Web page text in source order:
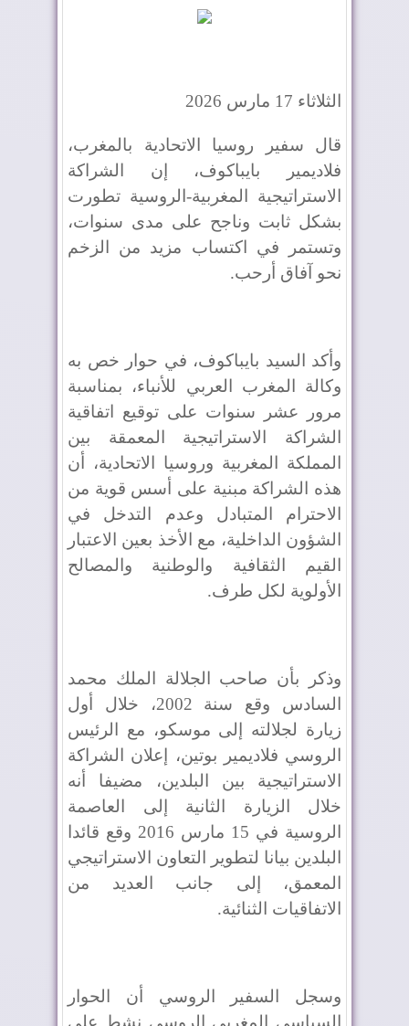
الثلاثاء 17 مارس 2026
قال سفير روسيا الاتحادية بالمغرب،
فلاديمير بايباكوف، إن الشراكة
الاستراتيجية المغربية-الروسية تطورت
بشكل ثابت وناجح على مدى سنوات،
وتستمر في اكتساب مزيد من الزخم
نحو آفاق أرحب.
وأكد السيد بايباكوف، في حوار خص به
وكالة المغرب العربي للأنباء، بمناسبة
مرور عشر سنوات على توقيع اتفاقية
الشراكة الاستراتيجية المعمقة بين
المملكة المغربية وروسيا الاتحادية، أن
هذه الشراكة مبنية على أسس قوية من
الاحترام المتبادل وعدم التدخل في
الشؤون الداخلية، مع الأخذ بعين الاعتبار
القيم الثقافية والوطنية والمصالح
الأولوية لكل طرف.
وذكر بأن صاحب الجلالة الملك محمد
السادس وقع سنة 2002، خلال أول
زيارة لجلالته إلى موسكو، مع الرئيس
الروسي فلاديمير بوتين، إعلان الشراكة
الاستراتيجية بين البلدين، مضيفا أنه
خلال الزيارة الثانية إلى العاصمة
الروسية في 15 مارس 2016 وقع قائدا
البلدين بيانا لتطوير التعاون الاستراتيجي
المعمق، إلى جانب العديد من
الاتفاقيات الثنائية.
وسجل السفير الروسي أن الحوار